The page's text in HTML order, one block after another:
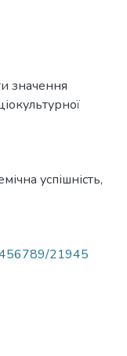
значення
успішність,
21945